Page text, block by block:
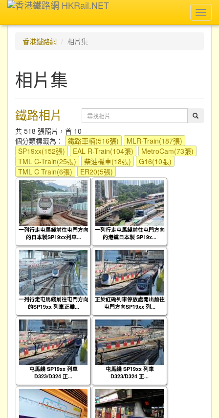
香港鐵路網
相片集
相片集
鐵路相片
共 518 張照片，首 10
個分類標籤為：
鐵路車輛(516張)
MLR-Train(187張)
SP19xx(152張)
EAL R-Train(104張)
MetroCam(73張)
TML C-Train(25張)
柴油機車(18張)
G16(10張)
TML C Train(6張)
ER20(5張)
一列行走屯馬綫前往屯門方向
的日本製SP19xx列車...
一列行走屯馬綫前往屯門方向
的港鐵日本製 SP19x...
一列行走屯馬綫前往屯門方向
的SP19xx 列車正離...
正於紅磡列車停放處開出前往
屯門方向SP19xx 列...
屯馬綫 SP19xx 列車
D323/D324 正...
屯馬綫 SP19xx 列車
D323/D324 正...